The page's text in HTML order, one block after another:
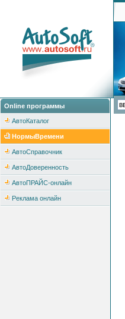
Online программы
АвтоКаталог
НормыВремени
АвтоСправочник
АвтоДоверенность
АвтоПРАЙС-онлайн
Реклама онлайн